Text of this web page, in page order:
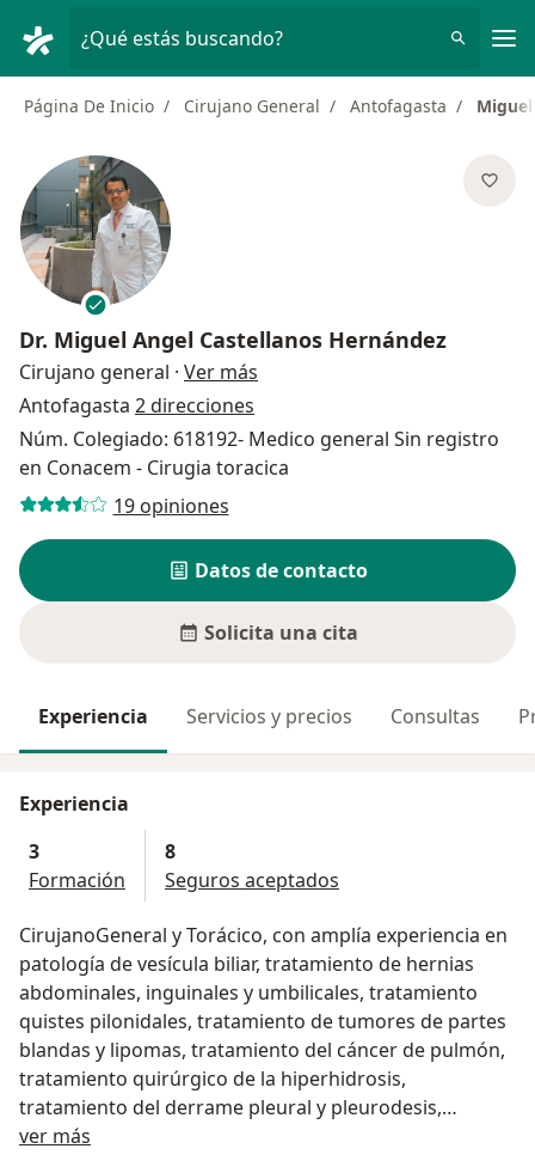
¿Qué estás buscando?
Página De Inicio Cirujano General Antofagasta
Dr. Miguel Angel Castellanos Hernández
Cirujano general · Ver más
Antofagasta 2 direcciones
Núm. Colegiado: 618192- Medico general Sin registro
en Conacem - Cirugia toracica
19 opiniones
Datos de contacto
Solicita una cita
Experiencia Servicios y precios Consultas
Experiencia
3
Formación
8
Seguros aceptados
CirujanoGeneral y Torácico, con amplía experiencia en
patología de vesícula biliar, tratamiento de hernias
abdominales, inguinales y umbilicales, tratamiento
quistes pilonidales, tratamiento de tumores de partes
blandas y lipomas, tratamiento del cáncer de pulmón,
tratamiento quirúrgico de la hiperhidrosis,
tratamiento del derrame pleural y pleurodesis,
tratamiento de fracturas costales y múltiples costillas,
ver más